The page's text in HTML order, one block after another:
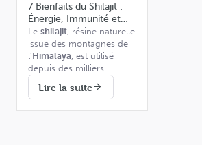
7 Bienfaits du Shilajit :
Énergie, Immunité et
Récupération Naturelle
Le shilajit, résine naturelle
issue des montagnes de
l’Himalaya, est utilisé
depuis des milliers
médecine ayurvédique
acide fulvique
minéraux et oligo-
Lire la suite